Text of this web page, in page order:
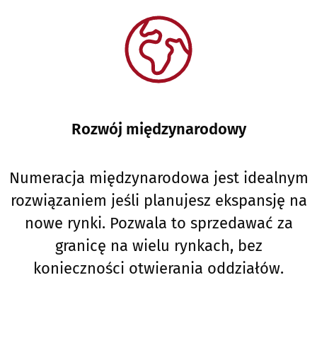
Rozwój międzynarodowy
Numeracja międzynarodowa jest idealnym
rozwiązaniem jeśli planujesz ekspansję na
nowe rynki. Pozwala to sprzedawać za
granicę na wielu rynkach, bez
konieczności otwierania oddziałów.